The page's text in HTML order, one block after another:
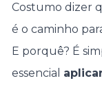
Costumo dizer
é o caminho
E porquê? É
essencial